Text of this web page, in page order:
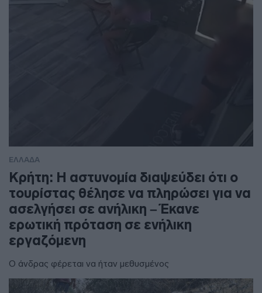
ΕΛΛΑΔΑ
Κρήτη: Η αστυνομία διαψεύδει ότι ο
τουρίστας θέλησε να πληρώσει για να
ασελγήσει σε ανήλικη – Έκανε
ερωτική πρόταση σε ενήλικη
εργαζόμενη
Ο άνδρας φέρεται να ήταν μεθυσμένος